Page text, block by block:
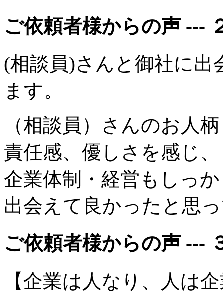
ご依頼者様からの声 ---
(相談員)さんと御社に
ます。
（相談員）さんのお人
責任感、優しさを感じ
企業体制・経営もしっ
出会えて良かったと思
ご依頼者様からの声 ---
【企業は人なり、人は